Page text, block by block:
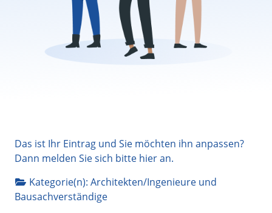
Das ist Ihr Eintrag und Sie möchten ihn anpassen?
Dann melden Sie sich bitte hieran.
Kategorie(n): Architekten/Ingenieure und
Bausachverständige